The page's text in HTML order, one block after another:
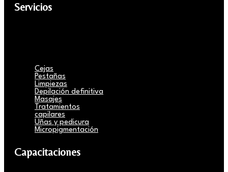
Servicios
Cejas
Pestañas
Limpiezas
Depilación definitiva
Masajes
Tratamientos
capilares
Uñas y pedicura
Micropigmentación
Capacitaciones